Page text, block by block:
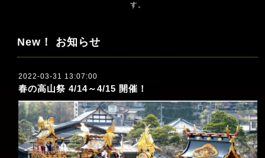
す。
New！ お知らせ
2022-03-31 13:07:00
春の高山祭 4/14～4/15 開催！